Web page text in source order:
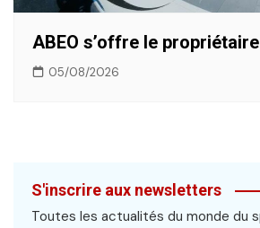
ABEO s’offre le
05/08/2026
S'inscrire aux newsletters
Toutes les actualités du monde du